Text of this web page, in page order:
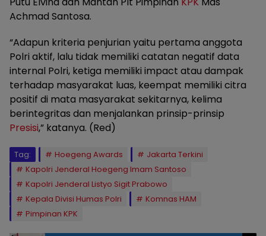
Achmad Santosa.
“Adapun kriteria penjurian yaitu pertama anggota
Polri aktif, lalu tidak memiliki catatan negatif data
internal Polri, ketiga memiliki impact atau dampak
terhadap masyarakat luas, keempat memiliki citra
positif di mata masyarakat sekitarnya, kelima
berintegritas dan menjalankan prinsip-prinsip
Presisi,” katanya. (Red)
Tag: Hoegeng Awards
Jakarta Terkini
Kapolri Jenderal Hoegeng Imam Santoso
Kapolri Jenderal Listyo Sigit Prabowo
Kepala Divisi Humas Polri
Komnas HAM
Pimpinan KPK